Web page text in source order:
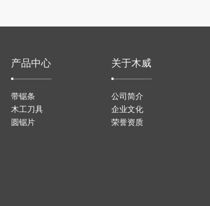
产品中心
带锯条
木工刀具
圆锯片
关于木威
公司简介
企业文化
荣誉资质